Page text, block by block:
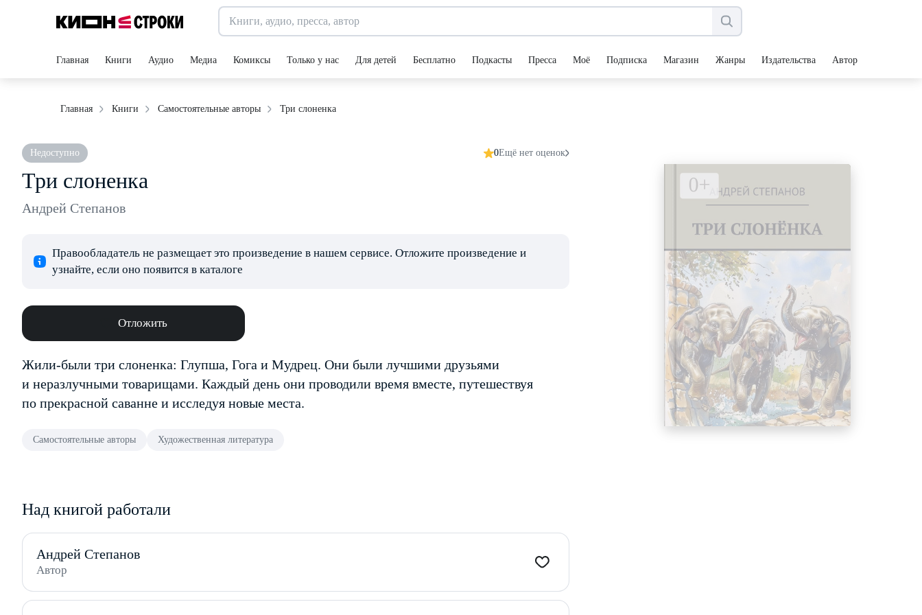
Главная Книги Аудио Медиа Комиксы Только у нас Для детей Бесплатно Подкасты Пресса Моё Подписка Магазин Жанры Издательства Авторы
Главная Книги Самостоятельные авторы Три слоненка
Недоступно 0Ещё нет оценок
Три слоненка
Андрей Степанов
Правообладатель не размещает это произведение в нашем сервисе. Отложите произведение и
узнайте, если оно появится в каталоге
Отложить
Жили-были три слоненка: Глупша, Гога и Мудрец. Они были лучшими друзьями
и неразлучными товарищами. Каждый день они проводили время вместе, путешествуя
по прекрасной саванне и исследуя новые места.
Самостоятельные авторы Художественная литература
Над книгой работали
Андрей Степанов
Автор